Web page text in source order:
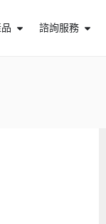
諮詢服務